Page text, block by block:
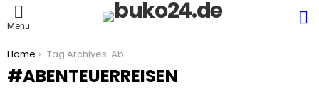
Menu
You are here:
Home Tag Archives: Abenteuerreisen
ABENTEUERREISEN